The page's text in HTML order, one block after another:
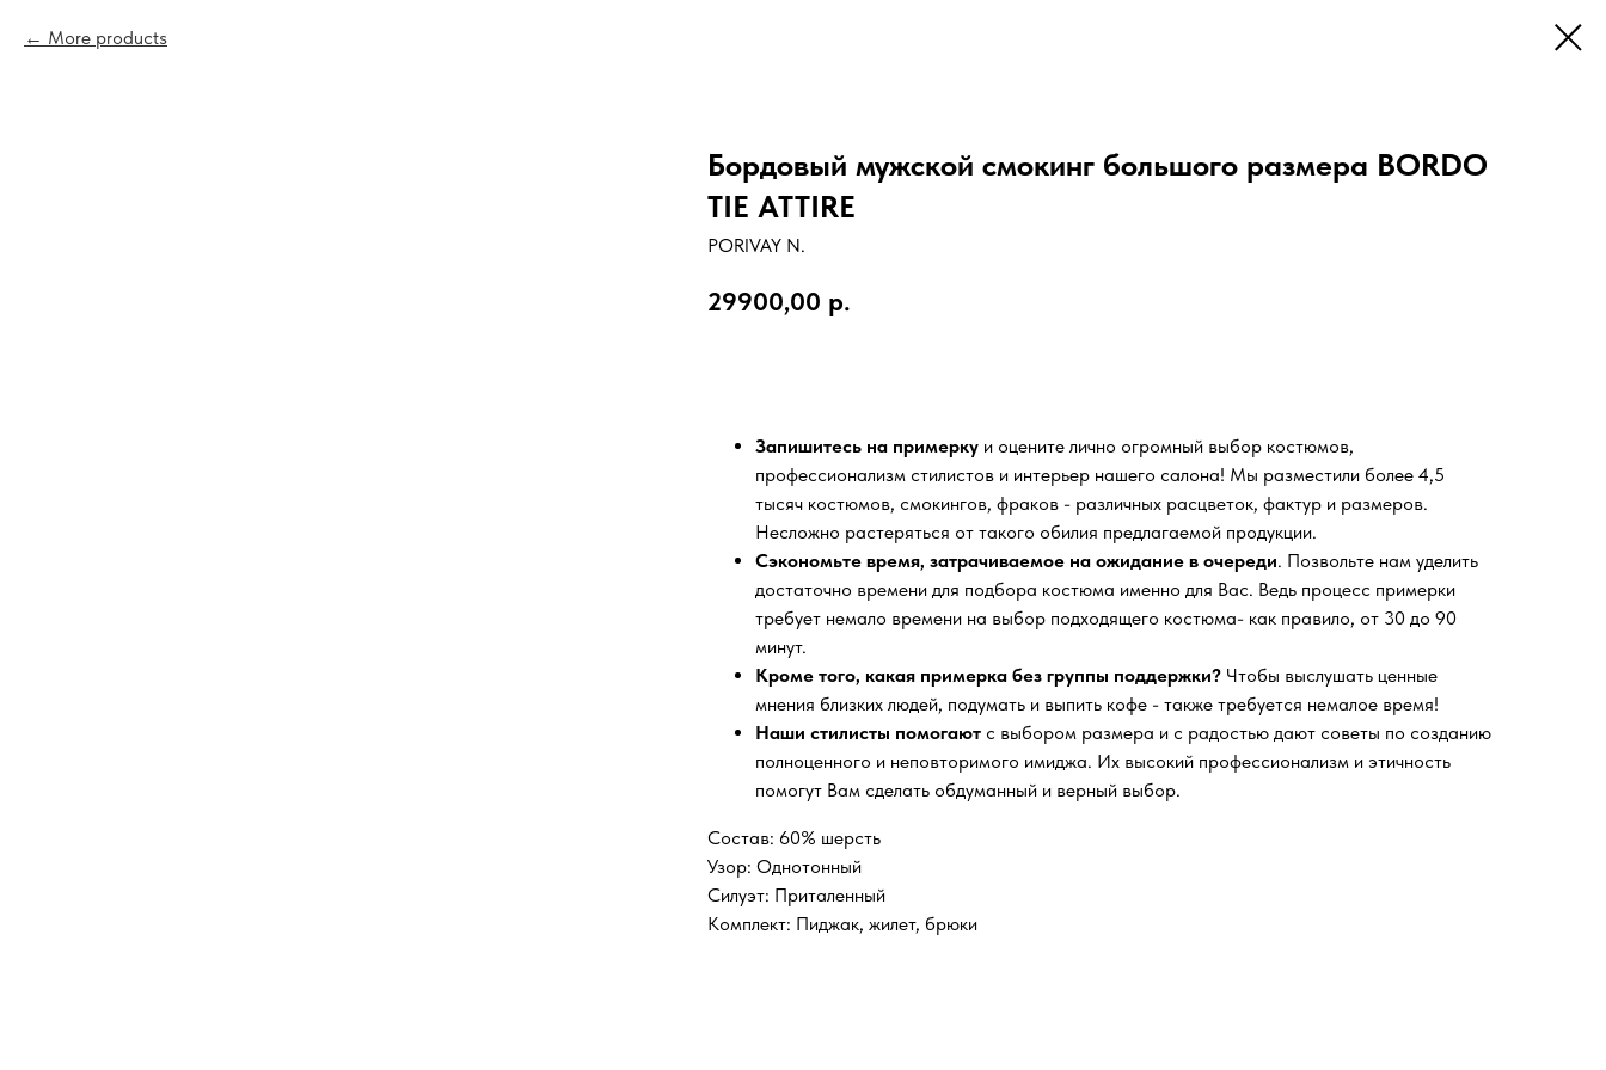
More products
Бордовый мужской смокинг большого размера BORDO
TIE ATTIRE
PORIVAY N.
29900,00 р.
Запишитесь на примерку и оцените лично огромный выбор костюмов,
профессионализм стилистов и интерьер нашего салона! Мы разместили более 4,5
тысяч костюмов, смокингов, фраков - различных расцветок, фактур и размеров.
Несложно растеряться от такого обилия предлагаемой продукции.
Сэкономьте время, затрачиваемое на ожидание в очереди. Позвольте нам уделить
достаточно времени для подбора костюма именно для Вас. Ведь процесс примерки
требует немало времени на выбор подходящего костюма- как правило, от 30 до 90
минут.
Кроме того, какая примерка без группы поддержки? Чтобы выслушать ценные
мнения близких людей, подумать и выпить кофе - также требуется немалое время!
Наши стилисты помогают с выбором размера и с радостью дают советы по созданию
полноценного и неповторимого имиджа. Их высокий профессионализм и этичность
помогут Вам сделать обдуманный и верный выбор.
Состав: 60% шерсть
Узор: Однотонный
Силуэт: Приталенный
Комплект: Пиджак, жилет, брюки